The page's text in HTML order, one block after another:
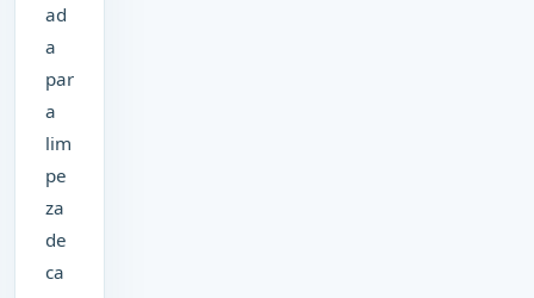
ad
a
par
a
lim
pe
za
de
ca